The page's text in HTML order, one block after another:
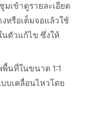
เข้าดูรายละเอียด
หรือเต็มจอแล้วใช้
นตัวแก้ไข ซึ่งให้
พื้นที่ในขนาด 1:1
บเคลื่อนไหวโดย